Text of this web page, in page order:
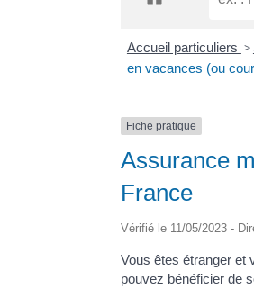
Accueil particuliers >
en vacances (ou
Fiche pratique
Assurance
France
Vérifié le 11/05/2023 -
Vous êtes étranger et
pouvez bénéficier de